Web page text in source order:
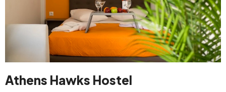
Athens Hawks Hostel